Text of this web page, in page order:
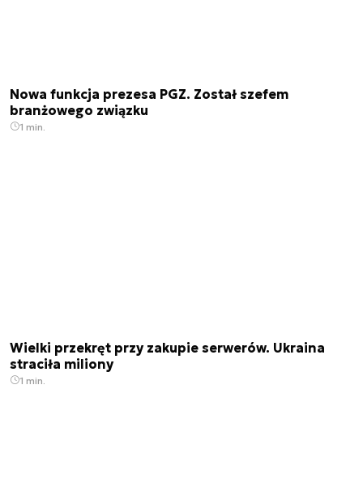
Nowa funkcja prezesa PGZ. Został szefem
branżowego związku
1 min.
Wielki przekręt przy zakupie serwerów. Ukraina
straciła miliony
1 min.